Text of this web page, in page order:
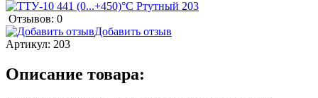
Отзывов: 0
Добавить отзыв
Артикул: 203
Описание товара: